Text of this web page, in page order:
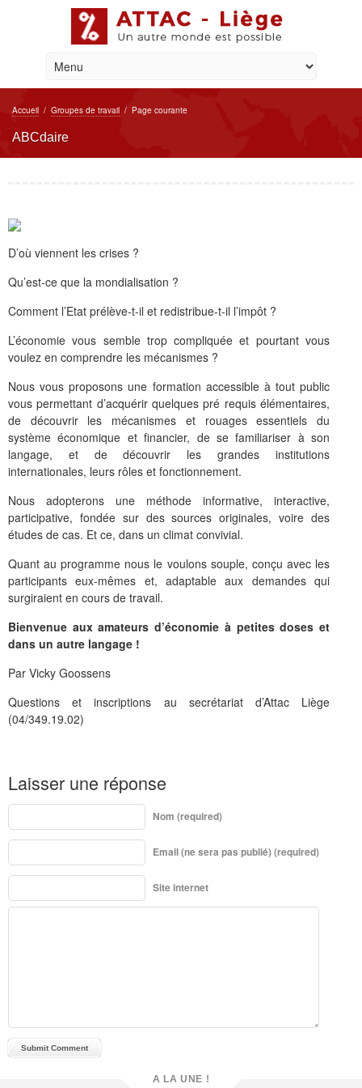
Accueil / Groupes de travail / Page courante
ABCdaire
D’où viennent les crises ?
Qu’est-ce que la mondialisation ?
Comment l’Etat prélève-t-il et redistribue-t-il l’impôt ?
L’économie vous semble trop compliquée et pourtant vous
voulez en comprendre les mécanismes ?
Nous vous proposons une formation accessible à tout public
vous permettant d’acquérir quelques pré requis élémentaires,
de découvrir les mécanismes et rouages essentiels du
système économique et financier, de se familiariser à son
langage, et de découvrir les grandes institutions
internationales, leurs rôles et fonctionnement.
Nous adopterons une méthode informative, interactive,
participative, fondée sur des sources originales, voire des
études de cas. Et ce, dans un climat convivial.
Quant au programme nous le voulons souple, conçu avec les
participants eux-mêmes et, adaptable aux demandes qui
surgiraient en cours de travail.
Bienvenue aux amateurs d’économie à petites doses et
dans un autre langage !
Par Vicky Goossens
Questions et inscriptions au secrétariat d’Attac Liège
(04/349.19.02)
Laisser une réponse
Nom (required)
Email (ne sera pas publié) (required)
Site internet
A LA UNE !